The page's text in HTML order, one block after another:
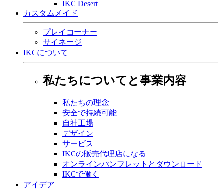
IKC Desert
カスタムメイド
プレイコーナー
サイネージ
IKCについて
私たちについてと事業内容
私たちの理念
安全で持続可能
自社工場
デザイン
サービス
IKCの販売代理店になる
オンラインパンフレットとダウンロード
IKCで働く
アイデア